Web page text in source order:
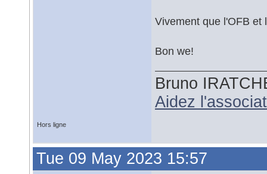
Vivement que l'OFB et
Bon we!
Bruno
Aidez
Hors ligne
Tue 09 May 2023 15:57